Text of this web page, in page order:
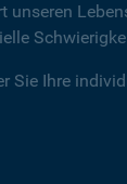
Sie Ihre